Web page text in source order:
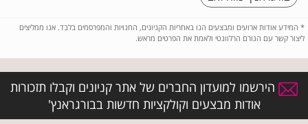
* המידע אודות ארועים ומבצעים הנו באחריות הקניונים, החנויות והמפרסמים בלבד. אנו ממליצים
ליצור קשר עם הגורם הרלוונטי ולאמת את הפרטים מראש.
הירשמו למועדון החברים של אתר קניונים וקבלו תזכורות
אודות מבצעים וקולקציות חדשות בבורגראנץ'